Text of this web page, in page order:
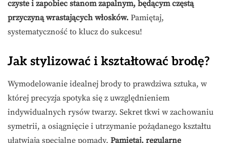
czyste i zapobiec stanom zapalnym, będącym częstą
przyczyną wrastających włosków. Pamiętaj,
systematyczność to klucz do sukcesu!
Jak stylizować i kształtować brodę?
Wymodelowanie idealnej brody to prawdziwa sztuka, w
której precyzja spotyka się z uwzględnieniem
indywidualnych rysów twarzy. Sekret tkwi w zachowaniu
symetrii, a osiągnięcie i utrzymanie pożądanego kształtu
ułatwiają specjalne pomady. Pamiętaj, regularne